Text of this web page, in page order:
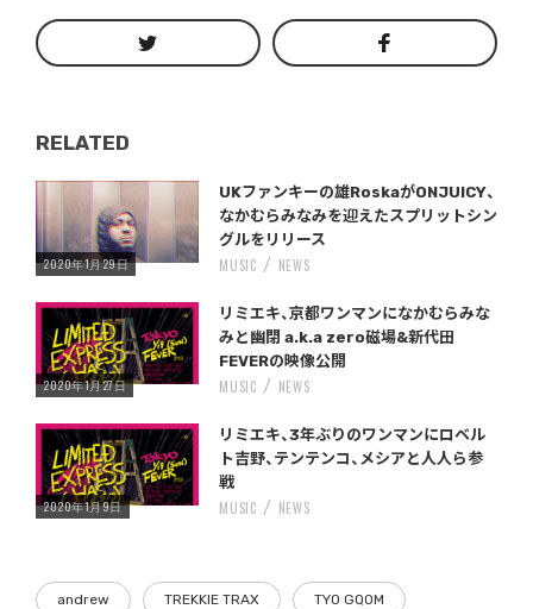
RELATED
Warning : Undefined variable $post_id in
/home/storywriter/storywriter.tokyo/public_html/wp-content/themes/StoryWriter/single.phpon line242
UKファンキーの雄RoskaがONJUICY、
なかむらみなみを迎えたスプリットシン
グルをリリース
2020年1月29日
MUSIC NEWS
Warning : Undefined variable $post_id in
/home/storywriter/storywriter.tokyo/public_html/wp-content/themes/StoryWriter/single.phpon line242
リミエキ、京都ワンマンになかむらみな
みと幽閉 a.k.a zero磁場&新代田
FEVERの映像公開
2020年1月27日
MUSIC NEWS
Warning : Undefined variable $post_id in
/home/storywriter/storywriter.tokyo/public_html/wp-content/themes/StoryWriter/single.phpon line242
リミエキ、3年ぶりのワンマンにロベル
ト吉野、テンテンコ、メシアと人人ら参
戦
2020年1月9日
MUSIC NEWS
andrew TREKKIE TRAX TYO GQOM